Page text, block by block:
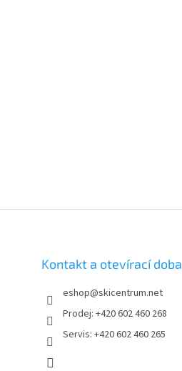
Kontakt a otevírací doba
eshop@skicentrum.net
Prodej: +420 602 460 268
Servis: +420 602 460 265